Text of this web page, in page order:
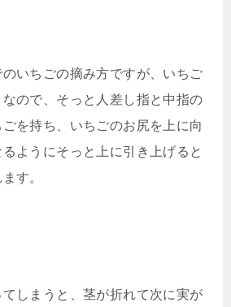
いちごの摘み方ですが、いちご
なので、そっと人差し指と中指の
を持ち、いちごのお尻を上に向
ようにそっと上に引き上げると
す。
しまうと、茎が折れて次に実が